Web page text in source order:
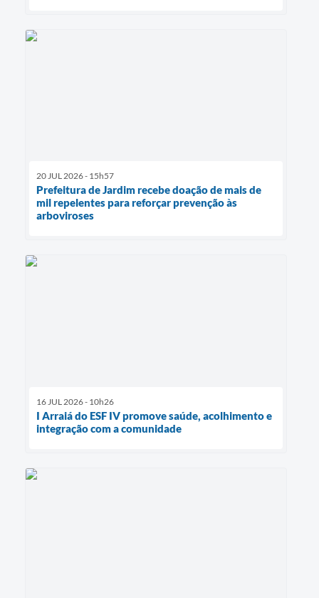
20 JUL 2026 - 15h57
Prefeitura de Jardim recebe doação de mais de
mil repelentes para reforçar prevenção às
arboviroses
16 JUL 2026 - 10h26
I Arraiá do ESF IV promove saúde, acolhimento e
integração com a comunidade